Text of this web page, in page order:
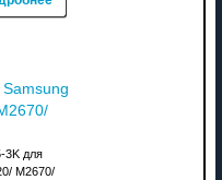
3K для
M2670/